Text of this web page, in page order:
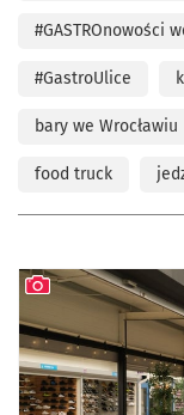
#GASTROnowości
#GastroUlice
bary we Wrocławiu
food truck